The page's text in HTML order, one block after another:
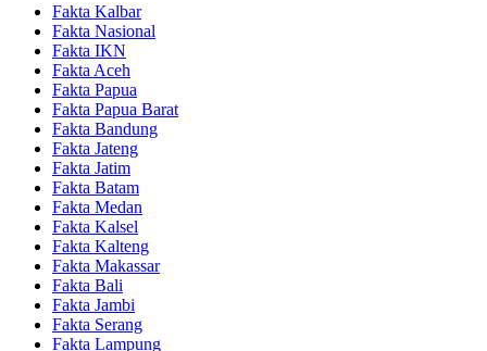
Fakta Kalbar
Fakta Nasional
Fakta IKN
Fakta Aceh
Fakta Papua
Fakta Papua Barat
Fakta Bandung
Fakta Jateng
Fakta Jatim
Fakta Batam
Fakta Medan
Fakta Kalsel
Fakta Kalteng
Fakta Makassar
Fakta Bali
Fakta Jambi
Fakta Serang
Fakta Lampung